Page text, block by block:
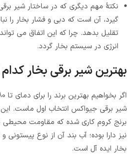
نکتۀ مهم دیگری که در ساختار شیر
گیرد، آن است که دبی و فشار بخار را
تقلیل بدهد. چرا که این اتفاق می
انرژی در سیستم بخار گردد.
بهترین شیر برقی بخار
شیر برقی جیواکس انتخاب اول ماست. این
برنج کروم کاری شده که مقاومت محیطی
بخار ایده آل است.